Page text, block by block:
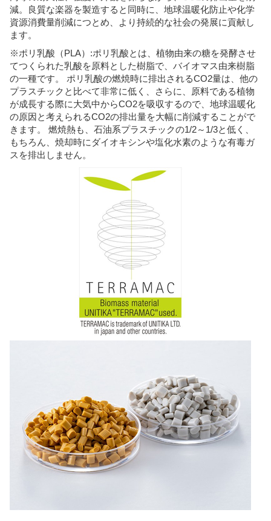
減。良質な楽器を製造すると同時に、地球温暖化防止や化学
資源消費量削減につとめ、より持続的な社会の発展に貢献し
ます。
※ポリ乳酸（PLA）:ポリ乳酸とは、植物由来の糖を発酵させ
てつくられた乳酸を原料とした樹脂で、バイオマス由来樹脂
の一種です。 ポリ乳酸の燃焼時に排出されるCO2量は、他の
プラスチックと比べて非常に低く、さらに、原料である植物
が成長する際に大気中からCO2を吸収するので、地球温暖化
の原因と考えられるCO2の排出量を大幅に削減することがで
きます。 燃焼熱も、石油系プラスチックの1/2～1/3と低く、
もちろん、焼却時にダイオキシンや塩化水素のような有毒ガ
スを排出しません。